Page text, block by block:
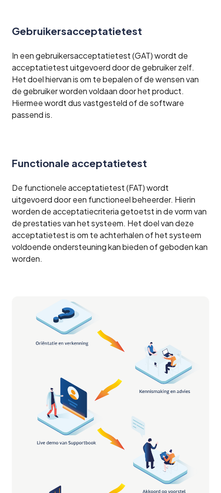
Gebruikersacceptatietest
In een gebruikersacceptatietest (GAT) wordt de
acceptatietest uitgevoerd door de gebruiker zelf.
Het doel hiervan is om te bepalen of de wensen van
de gebruiker worden voldaan door het product.
Hiermee wordt dus vastgesteld of de software
passend is.
Functionale acceptatietest
De functionele acceptatietest (FAT) wordt
uitgevoerd door een functioneel beheerder. Hierin
worden de acceptatiecriteria getoetst in de vorm van
de prestaties van het systeem. Het doel van deze
acceptatietest is om te achterhalen of het systeem
voldoende ondersteuning kan bieden of geboden kan
worden.